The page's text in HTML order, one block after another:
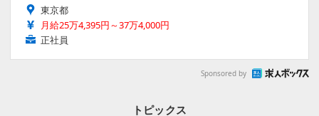
東京都
月給25万4,395円～37万4,000円
正社員
Sponsored by
トピックス